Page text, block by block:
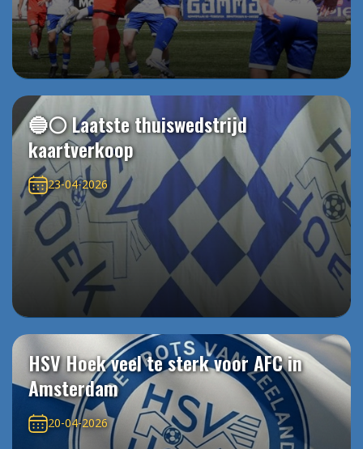
🔵⚪️ Laatste thuiswedstrijd
kaartverkoop
23-04-2026
HSV Hoek veel te sterk voor AFC in
Amsterdam
20-04-2026